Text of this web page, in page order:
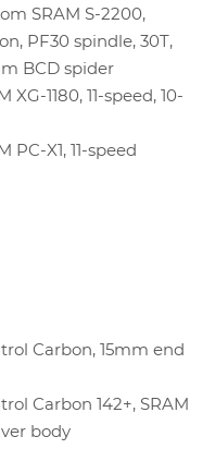
SRAM S-2200,
PF30 spindle, 30T,
BCD spider
XG-1180, 11-speed, 10-
PC-X1, 11-speed
Carbon, 15mm end
Carbon 142+, SRAM
body